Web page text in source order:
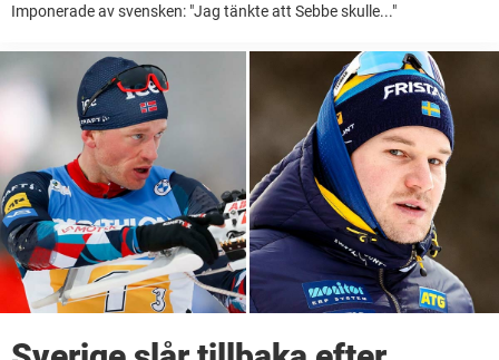
Imponerade av svensken: "Jag tänkte att Sebbe skulle..."